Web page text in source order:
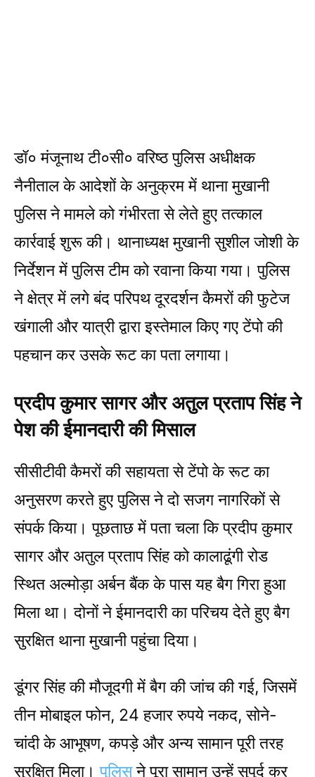
डॉ० मंजूनाथ टी०सी० वरिष्ठ पुलिस अधीक्षक
नैनीताल के आदेशों के अनुक्रम में थाना मुखानी
पुलिस ने मामले को गंभीरता से लेते हुए तत्काल
कार्रवाई शुरू की। थानाध्यक्ष मुखानी सुशील जोशी के
निर्देशन में पुलिस टीम को रवाना किया गया। पुलिस
ने क्षेत्र में लगे बंद परिपथ दूरदर्शन कैमरों की फुटेज
खंगाली और यात्री द्वारा इस्तेमाल किए गए टेंपो की
पहचान कर उसके रूट का पता लगाया।
प्रदीप कुमार सागर और अतुल प्रताप सिंह ने
पेश की ईमानदारी की मिसाल
सीसीटीवी कैमरों की सहायता से टेंपो के रूट का
अनुसरण करते हुए पुलिस ने दो सजग नागरिकों से
संपर्क किया। पूछताछ में पता चला कि प्रदीप कुमार
सागर और अतुल प्रताप सिंह को कालाढूंगी रोड
स्थित अल्मोड़ा अर्बन बैंक के पास यह बैग गिरा हुआ
मिला था। दोनों ने ईमानदारी का परिचय देते हुए बैग
सुरक्षित थाना मुखानी पहुंचा दिया।
डूंगर सिंह की मौजूदगी में बैग की जांच की गई, जिसमें
तीन मोबाइल फोन, 24 हजार रुपये नकद, सोने-
चांदी के आभूषण, कपड़े और अन्य सामान पूरी तरह
सुरक्षित मिला।पुलिसने पूरा सामान उन्हें सुपुर्द कर